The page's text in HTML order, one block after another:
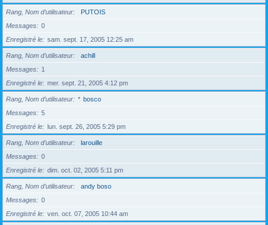
Rang, Nom d’utilisateur
PUTOIS
Messages
0
Enregistré le
sam. sept. 17, 2005 12:25 am
Rang, Nom d’utilisateur
achill
Messages
1
Enregistré le
mer. sept. 21, 2005 4:12 pm
Rang, Nom d’utilisateur * bosco
Messages
5
Enregistré le
lun. sept. 26, 2005 5:29 pm
Rang, Nom d’utilisateur
larouille
Messages
0
Enregistré le
dim. oct. 02, 2005 5:11 pm
Rang, Nom d’utilisateur
andy boso
Messages
0
Enregistré le
ven. oct. 07, 2005 10:44 am